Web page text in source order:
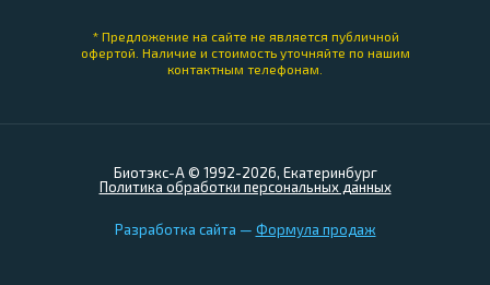
* Предложение на сайте не является публичной
офертой. Наличие и стоимость уточняйте по нашим
контактным телефонам.
Биотэкс-А © 1992-2026, Екатеринбург
Политика обработки персональных данных
Разработка сайта — Формула продаж